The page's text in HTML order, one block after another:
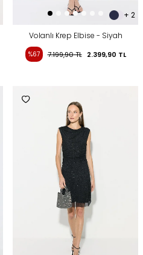
+ 2
Volanlı Krep Elbise - Siyah
%67 7.199,90TL 2.399,90 TL